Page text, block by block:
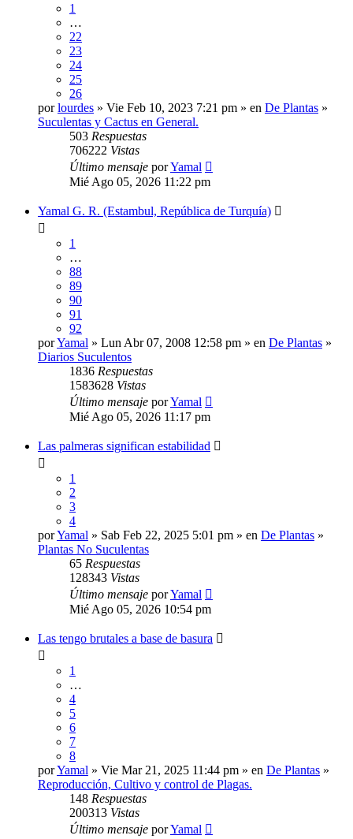
1
…
22
23
24
25
26
porlourdes » Vie Feb 10, 2023 7:21 pm » en De Plantas »
Suculentas y Cactus en General.
503 Respuestas
706222 Vistas
Último mensaje porYamal
Mié Ago 05, 2026 11:22 pm
Yamal G. R. (Estambul, República de Turquía)
1
…
88
89
90
91
92
porYamal » Lun Abr 07, 2008 12:58 pm » en De Plantas »
Diarios Suculentos
1836 Respuestas
1583628 Vistas
Último mensaje porYamal
Mié Ago 05, 2026 11:17 pm
Las palmeras significan estabilidad
1
2
3
4
porYamal » Sab Feb 22, 2025 5:01 pm » en De Plantas »
Plantas No Suculentas
65 Respuestas
128343 Vistas
Último mensaje porYamal
Mié Ago 05, 2026 10:54 pm
Las tengo brutales a base de basura
1
…
4
5
6
7
8
porYamal » Vie Mar 21, 2025 11:44 pm » en De Plantas »
Reproducción, Cultivo y control de Plagas.
148 Respuestas
200313 Vistas
Último mensaje porYamal